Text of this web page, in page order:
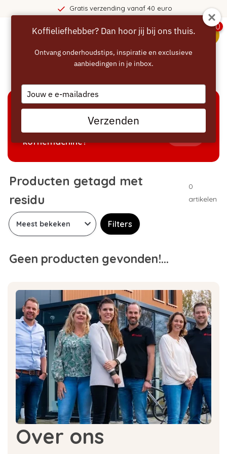
Gratis verzending vanaf 40 euro
0
Welke producten passen bij mijn
koffiemachine?
Producten getagd met
residu
0
artikelen
Filters
Geen producten gevonden!...
Over ons
Koffieliefhebber? Dan hoor jij bij ons thuis.
Ontvang onderhoudstips, inspiratie en exclusieve
aanbiedingen in je inbox.
Type
your
email
Verzenden